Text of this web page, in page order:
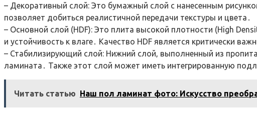
– Декоративный слой: Это бумажный слой с нанесенным
позволяет добиться реалистичной передачи текстуры и цвета․
– Основной слой (HDF): Это плита высокой плотности (High
и устойчивость к влаге․ Качество HDF является критически
– Стабилизирующий слой: Нижний слой‚ выполненный из
ламината․ Также этот слой может иметь интегрированную
Читать статью Наш пол ламинат фото: Искусство